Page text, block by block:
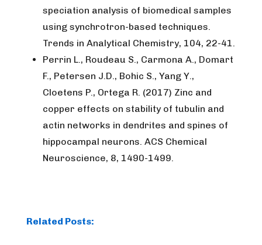
speciation analysis of biomedical samples
using synchrotron-based techniques.
Trends in Analytical Chemistry, 104, 22-41.
Perrin L., Roudeau S., Carmona A., Domart
F., Petersen J.D., Bohic S., Yang Y.,
Cloetens P., Ortega R. (2017) Zinc and
copper effects on stability of tubulin and
actin networks in dendrites and spines of
hippocampal neurons. ACS Chemical
Neuroscience, 8, 1490-1499.
Related Posts: